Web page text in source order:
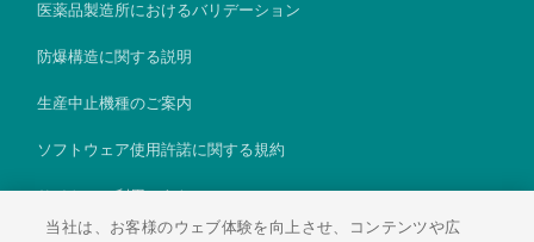
医薬品製造所におけるバリデーション
防爆構造に関する説明
生産中止機種のご案内
ソフトウェア使用許諾に関する規約
サイトのご利用にあたって
当社は、お客様のウェブ体験を向上させ、コンテンツや広